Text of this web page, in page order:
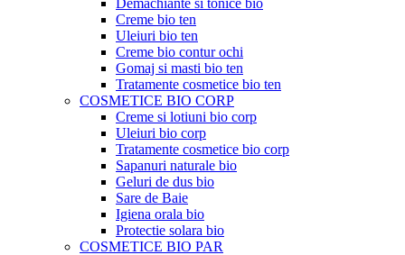
Creme bio ten
Uleiuri bio ten
Creme bio contur ochi
Gomaj si masti bio ten
Tratamente cosmetice bio ten
COSMETICE BIO CORP
Creme si lotiuni bio corp
Uleiuri bio corp
Tratamente cosmetice bio corp
Sapanuri naturale bio
Geluri de dus bio
Sare de Baie
Igiena orala bio
Protectie solara bio
COSMETICE BIO PAR